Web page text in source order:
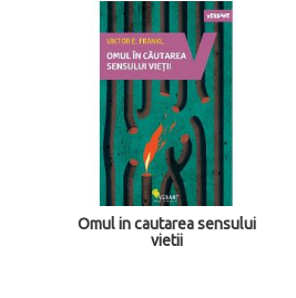
Omul in cautarea sensului
vietii